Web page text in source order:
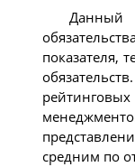
Данный
показателя,
средним по